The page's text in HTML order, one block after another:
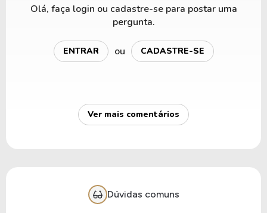
Olá, faça login ou cadastre-se para postar uma
pergunta.
ENTRAR ou CADASTRE-SE
Ver mais comentários
Dúvidas comuns